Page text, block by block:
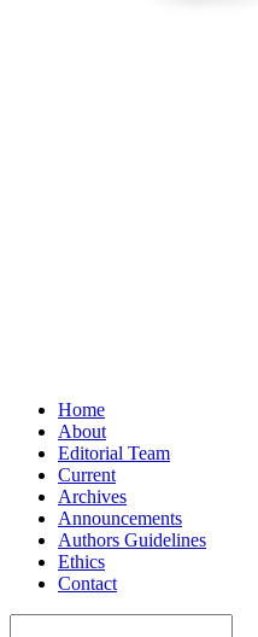
Home
About
Editorial Team
Current
Archives
Announcements
Authors Guidelines
Ethics
Contact